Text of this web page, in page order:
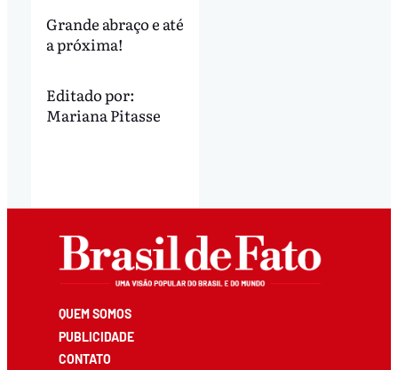
Grande abraço e até
a próxima!
Editado por:
Mariana Pitasse
QUEM SOMOS
PUBLICIDADE
CONTATO